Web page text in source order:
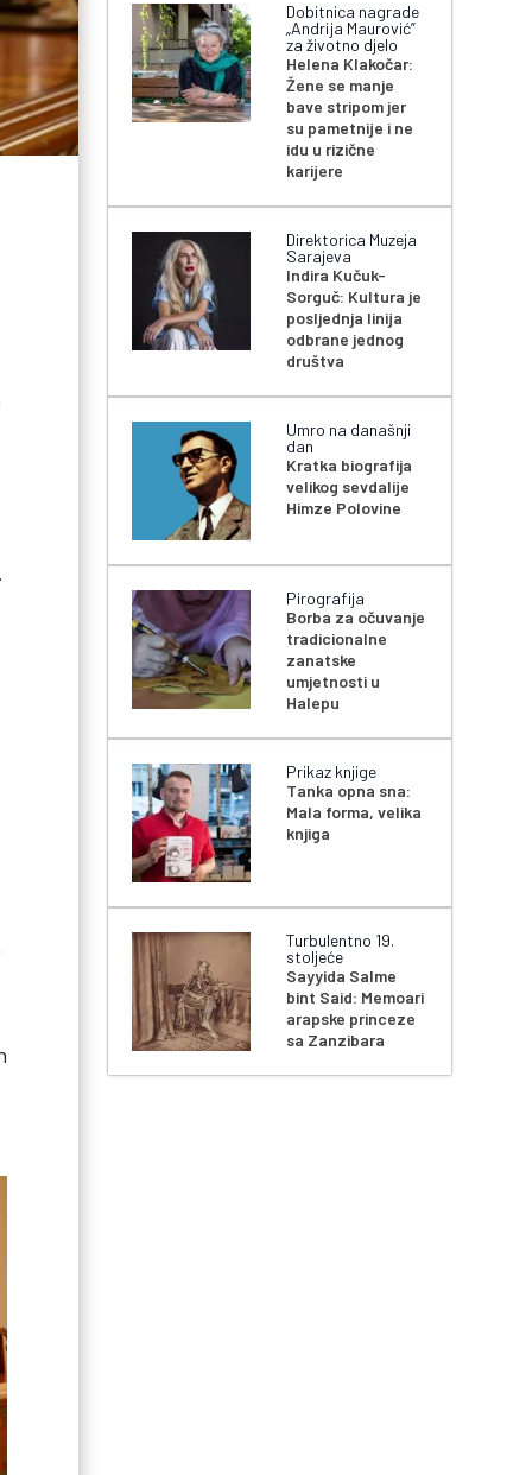
Dobitnica nagrade
„Andrija Maurović”
za životno djelo
Helena Klakočar:
Žene se manje
bave stripom jer
su pametnije i ne
idu u rizične
karijere
Direktorica Muzeja
Sarajeva
Indira Kučuk-
Sorguč: Kultura je
posljednja linija
odbrane jednog
društva
Umro na današnji
dan
Kratka biografija
velikog sevdalije
Himze Polovine
Pirografija
Borba za očuvanje
tradicionalne
zanatske
umjetnosti u
Halepu
Prikaz knjige
Tanka opna sna:
Mala forma, velika
knjiga
Turbulentno 19.
stoljeće
Sayyida Salme
bint Said: Memoari
arapske princeze
sa Zanzibara